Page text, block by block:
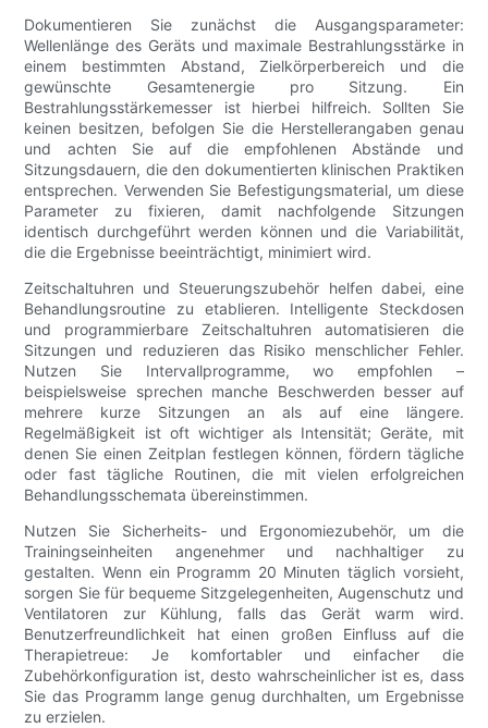
Dokumentieren Sie zunächst die Ausgangsparameter:
Wellenlänge des Geräts und maximale Bestrahlungsstärke in
einem bestimmten Abstand, Zielkörperbereich und die
gewünschte Gesamtenergie pro Sitzung. Ein
Bestrahlungsstärkemesser ist hierbei hilfreich. Sollten Sie
keinen besitzen, befolgen Sie die Herstellerangaben genau
und achten Sie auf die empfohlenen Abstände und
Sitzungsdauern, die den dokumentierten klinischen Praktiken
entsprechen. Verwenden Sie Befestigungsmaterial, um diese
Parameter zu fixieren, damit nachfolgende Sitzungen
identisch durchgeführt werden können und die Variabilität,
die die Ergebnisse beeinträchtigt, minimiert wird.
Zeitschaltuhren und Steuerungszubehör helfen dabei, eine
Behandlungsroutine zu etablieren. Intelligente Steckdosen
und programmierbare Zeitschaltuhren automatisieren die
Sitzungen und reduzieren das Risiko menschlicher Fehler.
Nutzen Sie Intervallprogramme, wo empfohlen –
beispielsweise sprechen manche Beschwerden besser auf
mehrere kurze Sitzungen an als auf eine längere.
Regelmäßigkeit ist oft wichtiger als Intensität; Geräte, mit
denen Sie einen Zeitplan festlegen können, fördern tägliche
oder fast tägliche Routinen, die mit vielen erfolgreichen
Behandlungsschemata übereinstimmen.
Nutzen Sie Sicherheits- und Ergonomiezubehör, um die
Trainingseinheiten angenehmer und nachhaltiger zu
gestalten. Wenn ein Programm 20 Minuten täglich vorsieht,
sorgen Sie für bequeme Sitzgelegenheiten, Augenschutz und
Ventilatoren zur Kühlung, falls das Gerät warm wird.
Benutzerfreundlichkeit hat einen großen Einfluss auf die
Therapietreue: Je komfortabler und einfacher die
Zubehörkonfiguration ist, desto wahrscheinlicher ist es, dass
Sie das Programm lange genug durchhalten, um Ergebnisse
zu erzielen.